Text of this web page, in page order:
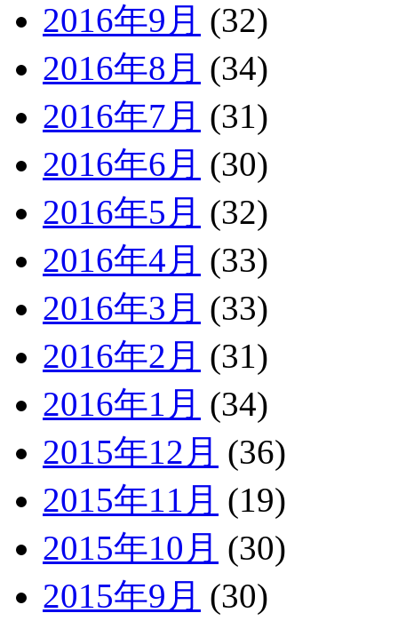
2016年9月 (32)
2016年8月 (34)
2016年7月 (31)
2016年6月 (30)
2016年5月 (32)
2016年4月 (33)
2016年3月 (33)
2016年2月 (31)
2016年1月 (34)
2015年12月 (36)
2015年11月 (19)
2015年10月 (30)
2015年9月 (30)